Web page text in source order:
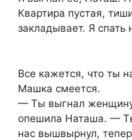
Квартира пустая,
закладывает. Я спать
Все кажется, что ты
Машка смеется.
— Ты выгнал
опешила Наташа. —
нас вышвырнул,